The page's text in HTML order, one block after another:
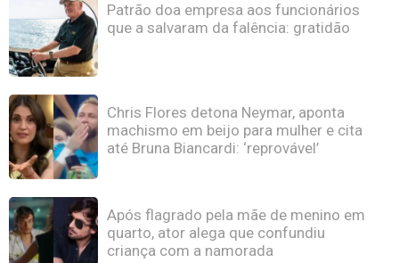
Patrão doa empresa aos funcionários
que a salvaram da falência: gratidão
Chris Flores detona Neymar, aponta
machismo em beijo para mulher e cita
até Bruna Biancardi: ‘reprovável’
Após flagrado pela mãe de menino em
quarto, ator alega que confundiu
criança com a namorada